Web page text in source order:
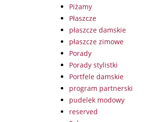
Piżamy
Płaszcze
płaszcze damskie
płaszcze zimowe
Porady
Porady stylistki
Portfele damskie
program partnerski
pudelek modowy
reserved